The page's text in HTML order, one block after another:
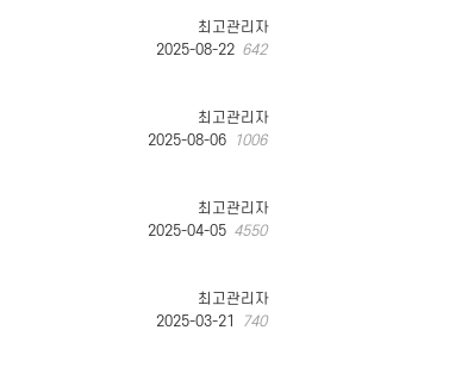
최고관리자
2025-08-22 642
최고관리자
2025-08-06
1006
최고관리자
2025-04-05 4550
최고관리자
2025-03-21
740